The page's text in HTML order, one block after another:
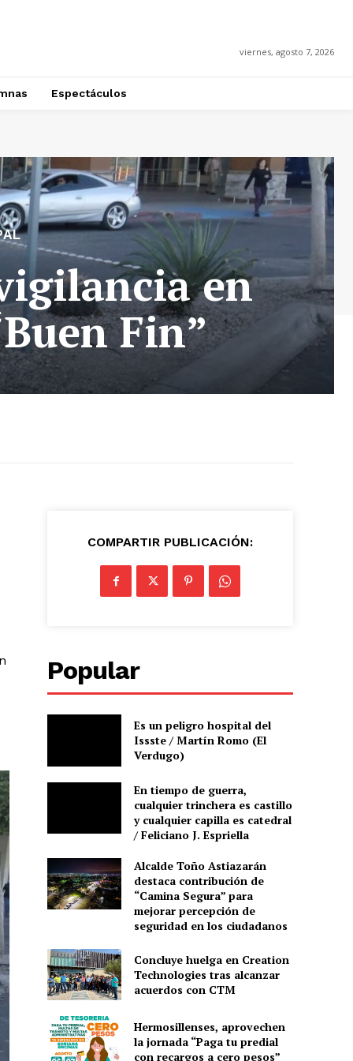
viernes, agosto 7, 2026
Espectáculos
en
Fin”
COMPARTIR PUBLICACIÓN:
Popular
Es un peligro hospital del
Issste / Martín Romo (El
Verdugo)
En tiempo de guerra,
cualquier trinchera es castillo
y cualquier capilla es catedral
/ Feliciano J. Espriella
Alcalde Toño Astiazarán
destaca contribución de
“Camina Segura” para
mejorar percepción de
seguridad en los ciudadanos
Concluye huelga en Creation
Technologies tras alcanzar
acuerdos con CTM
Hermosillenses, aprovechen
la jornada “Paga tu predial
con recargos a cero pesos”